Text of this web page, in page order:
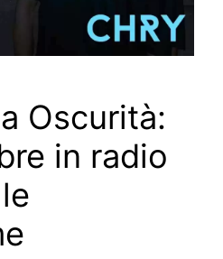
Oscurità:
in radio